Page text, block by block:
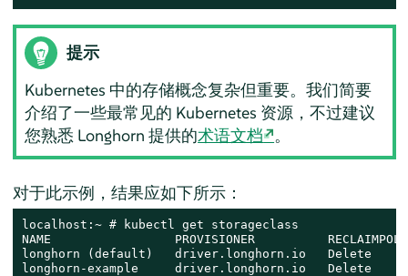
提示
Kubernetes 中的存储概念复杂但重要。我们简要
介绍了一些最常见的 Kubernetes 资源，不过建议
您熟悉 Longhorn 提供的术语文档 。
对于此示例，结果应如下所示：
localhost:~ # kubectl get storageclass
NAME                 PROVISIONER          RECLAIMPOLICY
longhorn (default)   driver.longhorn.io
longhorn-example     driver.longhorn.io